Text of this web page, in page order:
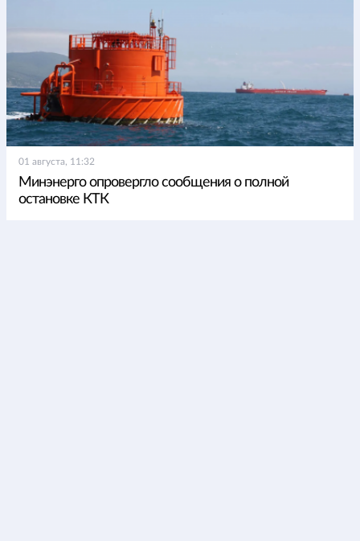
01 августа, 11:32
Минэнерго опровергло сообщения о полной
остановке КТК